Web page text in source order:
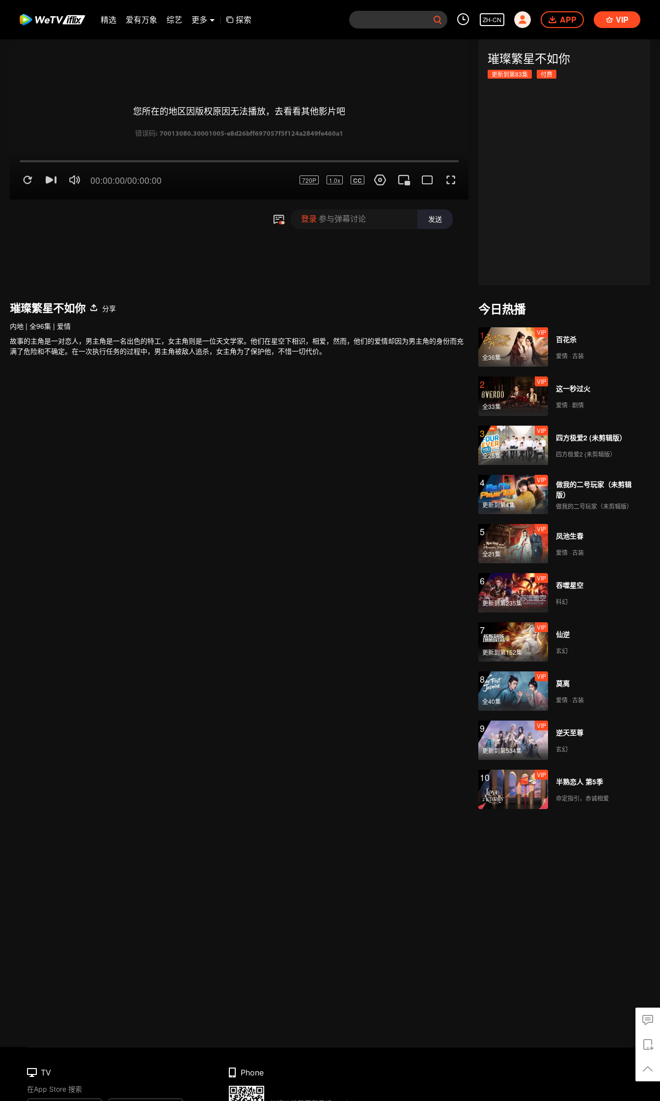
精选 爱有万象 综艺 更多 | 探索 ZH-CN APP VIP
00:00:00/00:00:00 720P 1.0x CC
登录 参与弹幕讨论 发送
璀璨繁星不如你
更新到第83集 付费
璀璨繁星不如你
分享
内地 | 全96集 | 爱情
故事的主角是一对恋人，男主角是一名出色的特工，女主角则是一位天文学家。他们在星空下相识，相爱，然而，他们的爱情却因为男主角的身份而充
满了危险和不确定。在一次执行任务的过程中，男主角被敌人追杀，女主角为了保护他，不惜一切代价。
今日热播
1
全36集
VIP
百花杀
爱情 · 古装
2
全33集
VIP
这一秒过火
爱情 · 剧情
3
全25集
VIP
四方极爱2 (未剪辑版）
四方极爱2 (未剪辑版）
4
更新到第4集
VIP
做我的二号玩家（未剪辑
版）
做我的二号玩家（未剪辑版）
5
全21集
VIP
凤池生春
爱情 · 古装
6
更新到第235集
VIP
吞噬星空
科幻
7
更新到第152集
VIP
仙逆
玄幻
8
全40集
VIP
莫离
爱情 · 古装
9
更新到第534集
VIP
逆天至尊
玄幻
10 VIP
半熟恋人 第5季
命定指引，赤诚相爱
TV
在App Store 搜索
Phone